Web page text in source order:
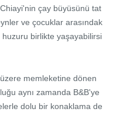
çay büyüsünü tat
ve çocuklar arasındak
huzuru birlikte yaşayabilirsi
memleketine dönen
aynı zamanda B&B'ye
dolu bir konaklama de